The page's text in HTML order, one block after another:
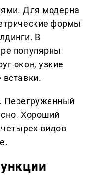
Для модерна
формы
В
популярны
окон, узкие
вставки.
Перегруженный
Хороший
видов